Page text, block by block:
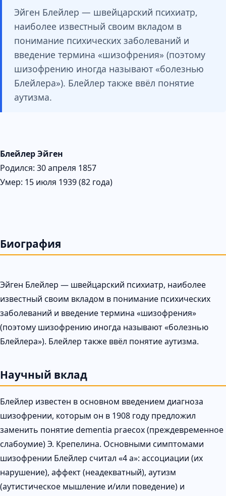
Эйген Блейлер — швейцарский психиатр,
наиболее известный своим вкладом в
понимание психических заболеваний и
введение термина «шизофрения» (поэтому
шизофрению иногда называют «болезнью
Блейлера»). Блейлер также ввёл понятие
аутизма.
Блейлер Эйген
Родился: 30 апреля 1857
Умер: 15 июля 1939 (82 года)
Биография
Эйген Блейлер — швейцарский психиатр, наиболее
известный своим вкладом в понимание психических
заболеваний и введение термина «шизофрения»
(поэтому шизофрению иногда называют «болезнью
Блейлера»). Блейлер также ввёл понятие аутизма.
Научный вклад
Блейлер известен в основном введением диагноза
шизофрении, которым он в 1908 году предложил
заменить понятие dementia praecox (преждевременное
слабоумие) Э. Крепелина. Основными симптомами
шизофрении Блейлер считал «4 а»: ассоциации (их
нарушение), аффект (неадекватный), аутизм
(аутистическое мышление и/или поведение) и